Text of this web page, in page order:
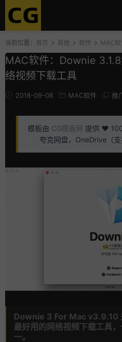
当前位置： 首页 其他 软件 MAC软
MAC软件：Downie
络视频下载工具
2018-09-08 MAC软件 推
模板由 CG模板网 提供 ❤️
夸克网盘，OneDrive（
Downie 3 For Mac v3.9.10
最好用的网络视频下载工具
一。